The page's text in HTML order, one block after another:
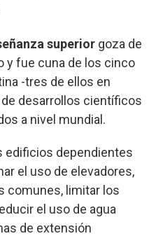
superior goza de
y fue cuna de los cinco
-tres de ellos en
desarrollos científicos
a nivel mundial.
edificios dependientes
el uso de elevadores,
comunes, limitar los
el uso de agua
de extensión